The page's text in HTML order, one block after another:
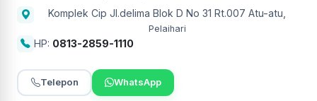
Komplek Cip Jl.delima Blok D No 31 Rt.007 Atu-atu
Pelaihari
HP: 0813-2859-1110
Telepon WhatsApp